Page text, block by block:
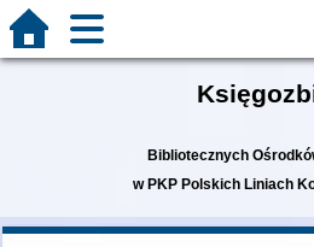
Bibliotecznych
w PKP Polskich Liniach